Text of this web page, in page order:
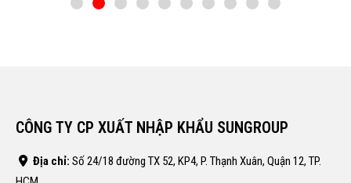
CÔNG TY CP XUẤT NHẬP KHẨU SUNGROUP
Địa chỉ: Số 24/18 đường TX 52, KP4, P. Thạnh Xuân, Quận 12, TP.